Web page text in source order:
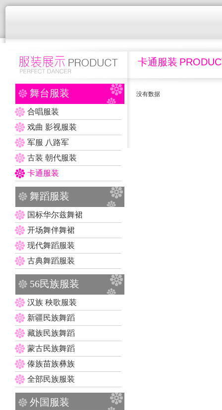
卡通服装
舞台服装
合唱服装
戏曲 影视服装
军服 八路军
古装 朝代服装
卡通服装
舞蹈服装
国标华尔兹舞裙
开场舞伴舞裙
现代舞蹈服装
古典舞蹈服装
56民族服装
汉族 秧歌服装
新疆民族舞蹈
藏族民族舞蹈
蒙古民族舞蹈
傣族苗族彝族
全部民族服装
外国服装
没有数据